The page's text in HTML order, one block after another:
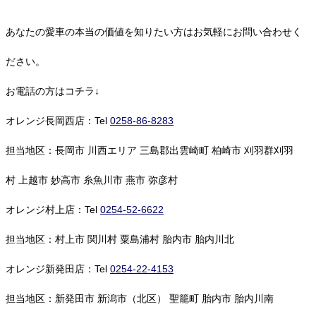
あなたの愛車の本当の価値を知りたい方はお気軽にお問い合わせく
ださい。
お電話の方はコチラ↓
オレンジ長岡西店：Tel 0258-86-8283
担当地区：長岡市 川西エリア 三島郡出雲崎町 柏崎市 刈羽群刈羽
村 上越市 妙高市 糸魚川市 燕市 弥彦村
オレンジ村上店：Tel 0254-52-6622
担当地区：村上市 関川村 粟島浦村 胎内市 胎内川北
オレンジ新発田店：Tel 0254-22-4153
担当地区：新発田市 新潟市（北区） 聖籠町 胎内市 胎内川南